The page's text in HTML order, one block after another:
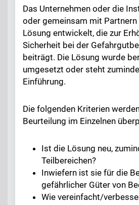
Das Unternehmen oder die
oder gemeinsam mit Partnern
Lösung entwickelt, die zur
Sicherheit bei der
beiträgt. Die Lösung wurde
umgesetzt oder steht
Einführung.
Die folgenden Kriterien
Beurteilung im Einzelnen
Ist die Lösung neu,
Teilbereichen?
Inwiefern ist sie für die
gefährlicher Güter von
Wie vereinfacht/